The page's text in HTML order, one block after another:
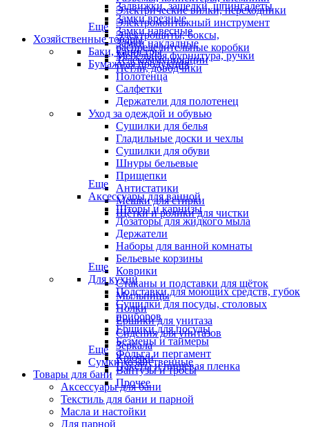
Электрические вилки, переходники
Электромонтажный инструмент
Электрощиты, боксы,
распределительные коробки
Телекоммуникации
Задвижки, защелки, шпингалеты
Замки врезные
Замки навесные
Замки накладные
Мебельная фурнитура, ручки
Петли, доводчики
Еще
Хозяйственные товары
Баки, канистры
Бумажная продукция
Полотенца
Салфетки
Держатели для полотенец
Уход за одеждой и обувью
Сушилки для белья
Гладильные доски и чехлы
Сушилки для обуви
Шнуры бельевые
Прищепки
Антистатики
Мешки для стирки
Щётки и ролики для чистки
Еще
Аксессуары для ванной
Шторы и карнизы
Дозаторы для жидкого мыла
Держатели
Наборы для ванной комнаты
Бельевые корзины
Коврики
Стаканы и подставки для щёток
Мыльницы
Полки
Ёршики для унитаза
Сидения для унитазов
Зеркала
Крючки
Вантузы и тросы
Прочее
Еще
Для кухни
Подставки для моющих средств, губок
Сушилки для посуды, столовых
приборов
Ёршики для посуды
Безмены и таймеры
Фольга и пергамент
Пакеты и пищевая пленка
Еще
Сумки хозяйственные
Товары для бани
Аксессуары для бани
Текстиль для бани и парной
Масла и настойки
Для парной